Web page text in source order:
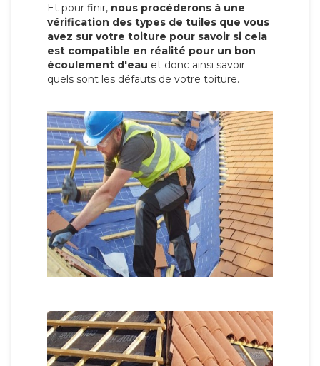
Et pour finir, nous procéderons à une
vérification des types de tuiles que vous
avez sur votre toiture pour savoir si cela
est compatible en réalité pour un bon
écoulement d'eau et donc ainsi savoir
quels sont les défauts de votre toiture.